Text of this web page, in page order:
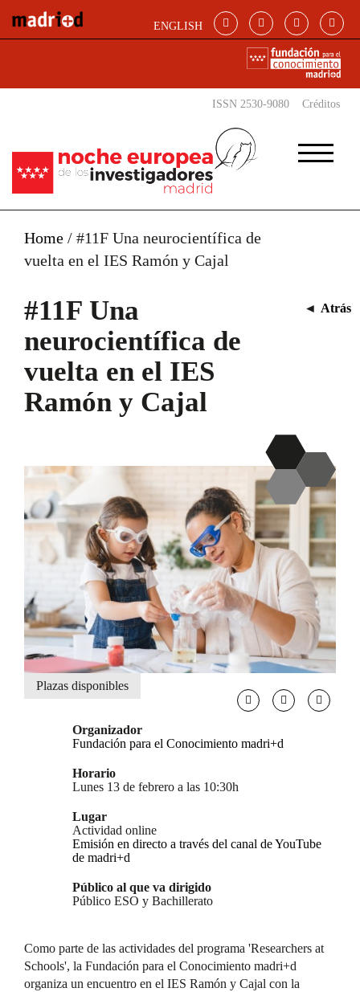
ENGLISH
ISSN 2530-9080 Créditos
Home / #11F Una neurocientífica de
vuelta en el IES Ramón y Cajal
#11F Una
neurocientífica de
vuelta en el IES
Ramón y Cajal
◄ Atrás
Plazas disponibles
Organizador
Fundación para el Conocimiento madri+d
Horario
Lunes 13 de febrero a las 10:30h
Lugar
Actividad online
Emisión en directo a través del canal de YouTube
de madri+d
Público al que va dirigido
Público ESO y Bachillerato
Como parte de las actividades del programa 'Researchers at
Schools', la Fundación para el Conocimiento madri+d
organiza un encuentro en el IES Ramón y Cajal con la